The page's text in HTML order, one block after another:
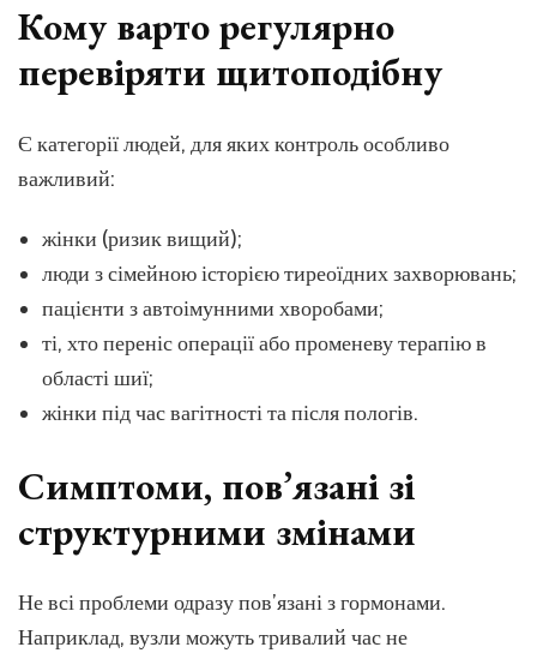
Кому варто регулярно
перевіряти щитоподібну
Є категорії людей, для яких контроль особливо
важливий:
жінки (ризик вищий);
люди з сімейною історією тиреоїдних захворювань;
пацієнти з автоімунними хворобами;
ті, хто переніс операції або променеву терапію в
області шиї;
жінки під час вагітності та після пологів.
Симптоми, пов’язані зі
структурними змінами
Не всі проблеми одразу пов’язані з гормонами.
Наприклад, вузли можуть тривалий час не